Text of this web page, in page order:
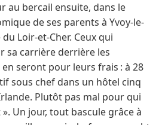
au bercail ensuite, dans le
de ses parents à Yvoy-le-
Loir-et-Cher. Ceux qui
sa carrière derrière les
seront pour leurs frais : à 28
sous chef dans un hôtel cinq
Plutôt pas mal pour qui
Un jour, tout bascule grâce à